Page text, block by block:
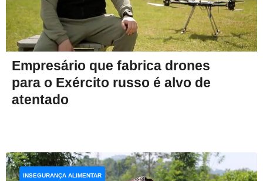
Empresário que fabrica drones
para o Exército russo é alvo de
atentado
INSEGURANÇA ALIMENTAR